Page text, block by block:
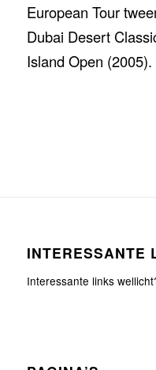
European Tour
Dubai Desert
Island Open (2005).
INTERESSANTE
Interessante links